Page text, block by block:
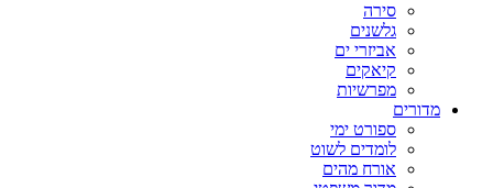
סירה
גלשנים
אביזרי ים
קיאקים
מפרשיות
מדורים
ספורט ימי
לומדים לשוט
אורח מהים